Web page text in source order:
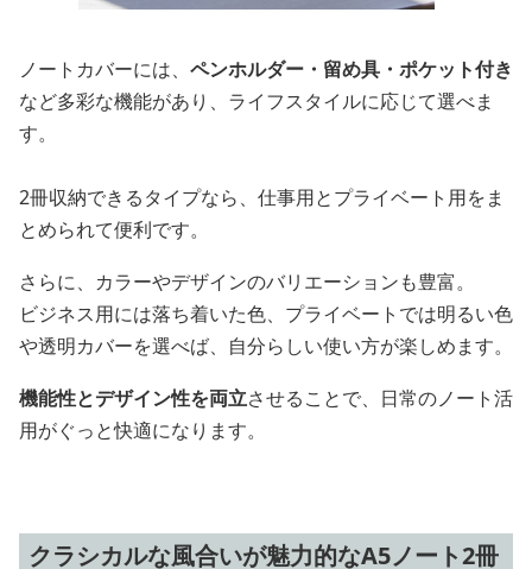
ノートカバーには、 ペンホルダー・留め具・ポケット付き
など多彩な機能があり、ライフスタイルに応じて選べま
す。
2冊収納できるタイプなら、仕事用とプライベート用をま
とめられて便利です。
さらに、カラーやデザインのバリエーションも豊富。
ビジネス用には落ち着いた色、プライベートでは明るい色
や透明カバーを選べば、自分らしい使い方が楽しめます。
機能性とデザイン性を両立させることで、日常のノート活
用がぐっと快適になります。
クラシカルな風合いが魅力的なA5ノート2冊